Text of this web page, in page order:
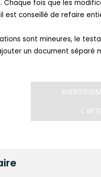
Chaque fois que les
est conseillé de refaire
sont mineures, le
un document séparé